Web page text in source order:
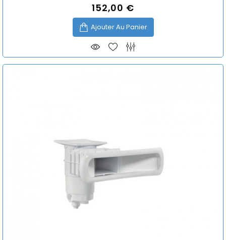
Prix
152,00 €
Ajouter Au Panier